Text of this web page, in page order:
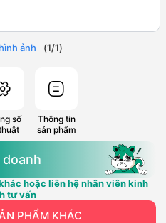
ảnh (1/1)
số
Thông tin
sản phẩm
hoặc liên hệ nhân viên kinh
tư vấn
PHẨM KHÁC